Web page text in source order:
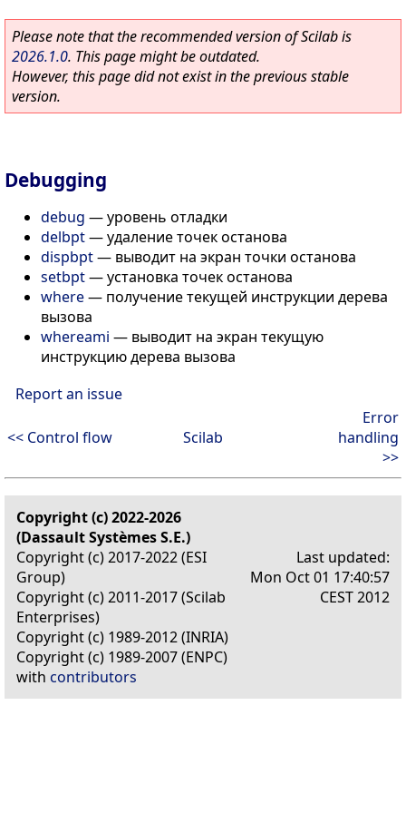
Please note that the recommended version of Scilab is
2026.1.0. This page might be outdated.
However, this page did not exist in the previous stable
version.
Debugging
debug —уровень отладки
delbpt—удаление точек останова
dispbpt— выводит на экран точки останова
setbpt—установка точек останова
where— получение текущей инструкции дерева
вызова
whereami — выводит на экран текущую
инструкцию дерева вызова
Report an issue
<< Control flow Scilab
Error
handling
>>
Copyright (c) 2022-2026
(Dassault Systèmes S.E.)
Copyright (c) 2017-2022 (ESI
Group)
Copyright (c) 2011-2017 (Scilab
Enterprises)
Copyright (c) 1989-2012 (INRIA)
Copyright (c) 1989-2007 (ENPC)
with contributors
Last updated:
Mon Oct 01 17:40:57
CEST 2012